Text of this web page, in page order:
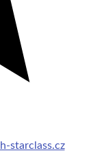
starclass.cz